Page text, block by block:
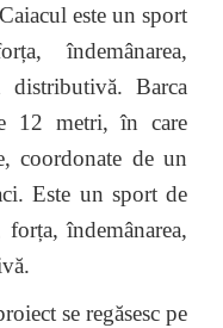
este un sport
îndemânarea,
distributivă. Barca
12 metri, în care
coordonate de un
Este un sport de
îndemânarea,
se regăsesc pe